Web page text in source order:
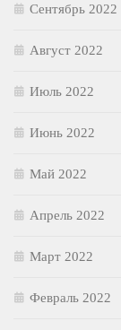
Сентябрь 2022
Август 2022
Июль 2022
Июнь 2022
Май 2022
Апрель 2022
Март 2022
Февраль 2022